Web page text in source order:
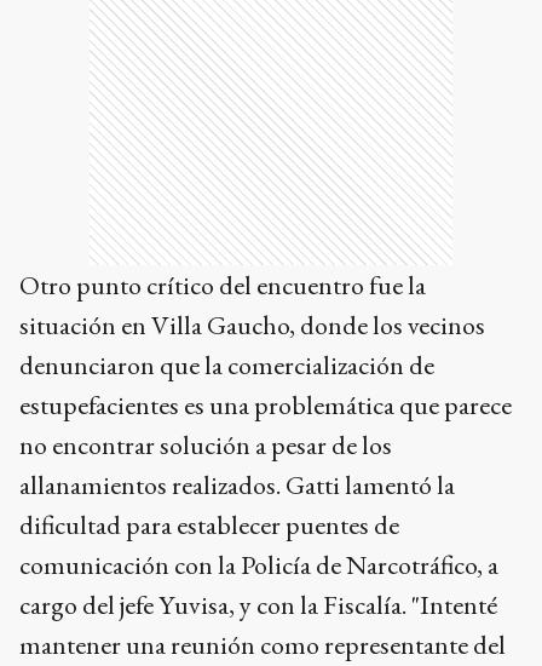
Otro punto crítico del encuentro fue la
situación en Villa Gaucho, donde los vecinos
denunciaron que la comercialización de
estupefacientes es una problemática que parece
no encontrar solución a pesar de los
allanamientos realizados. Gatti lamentó la
dificultad para establecer puentes de
comunicación con la Policía de Narcotráfico, a
cargo del jefe Yuvisa, y con la Fiscalía. "Intenté
mantener una reunión como representante del